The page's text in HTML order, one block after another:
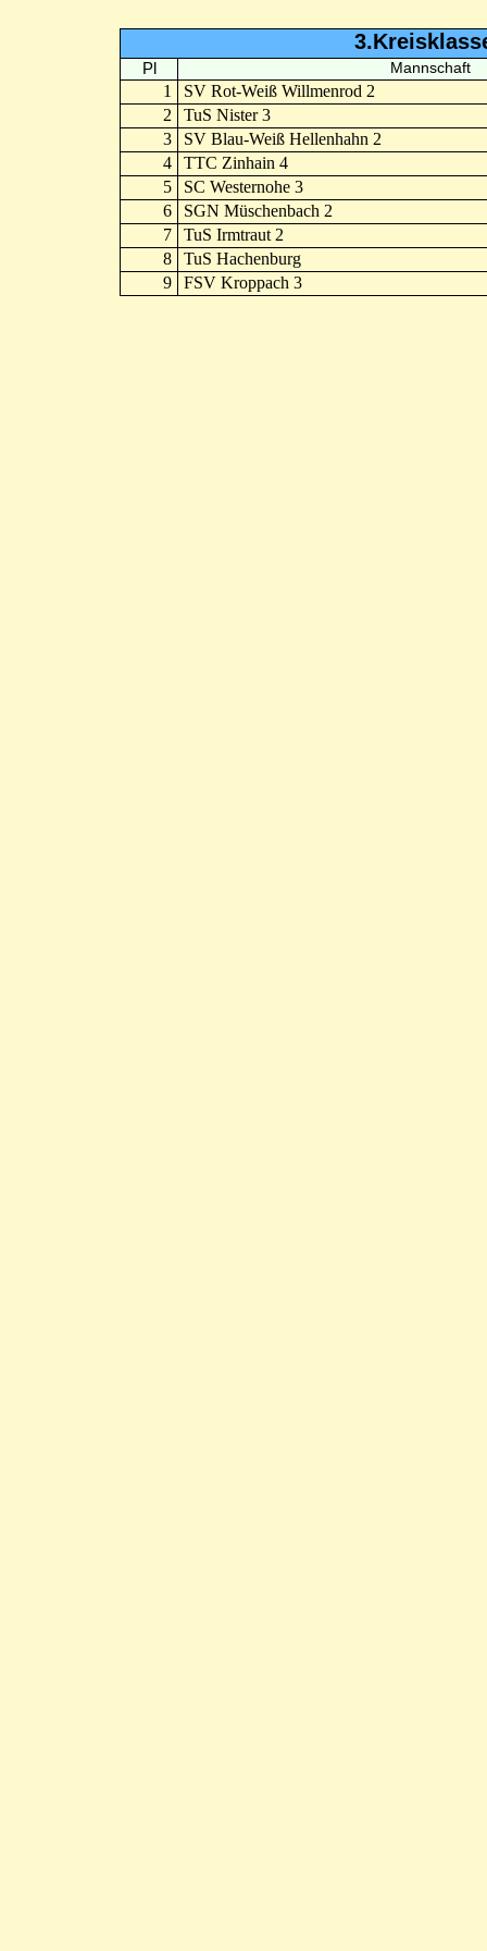
Pl Mannschaft
1
SV Rot-Weiß Willmenrod 2
2
TuS Nister 3
3
SV Blau-Weiß Hellenhahn 2
4
TTC Zinhain 4
5
SC Westernohe 3
6
SGN Müschenbach 2
7
TuS Irmtraut 2
8
TuS Hachenburg
9
FSV Kroppach 3